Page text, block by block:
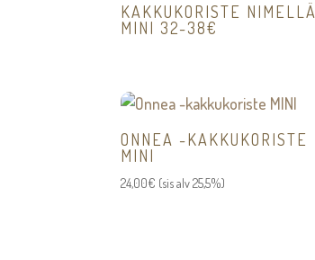
KAKKUKORISTE NIMELLÄ
MINI 32-38€
ONNEA -KAKKUKORISTE
MINI
24,00€ (sis alv 25,5%)